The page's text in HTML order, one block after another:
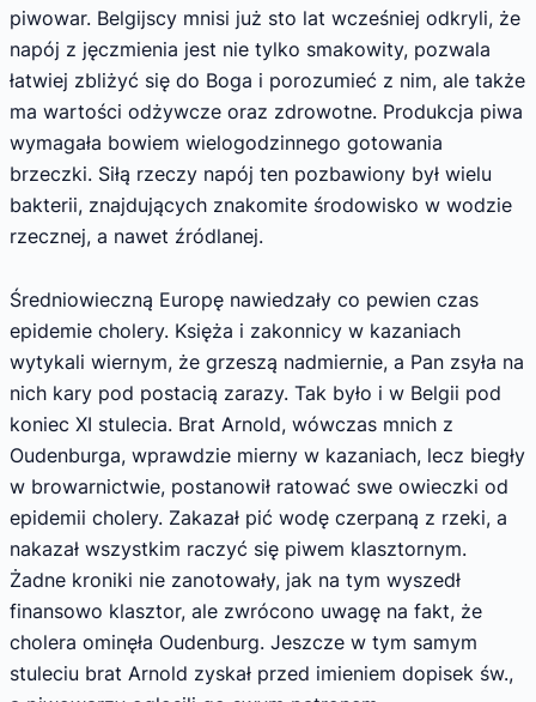
piwowar. Belgijscy mnisi już sto lat wcześniej odkryli, że
napój z jęczmienia jest nie tylko smakowity, pozwala
łatwiej zbliżyć się do Boga i porozumieć z nim, ale także
ma wartości odżywcze oraz zdrowotne. Produkcja piwa
wymagała bowiem wielogodzinnego gotowania
brzeczki. Siłą rzeczy napój ten pozbawiony był wielu
bakterii, znajdujących znakomite środowisko w wodzie
rzecznej, a nawet źródlanej.
Średniowieczną Europę nawiedzały co pewien czas
epidemie cholery. Księża i zakonnicy w kazaniach
wytykali wiernym, że grzeszą nadmiernie, a Pan zsyła na
nich kary pod postacią zarazy. Tak było i w Belgii pod
koniec XI stulecia. Brat Arnold, wówczas mnich z
Oudenburga, wprawdzie mierny w kazaniach, lecz biegły
w browarnictwie, postanowił ratować swe owieczki od
epidemii cholery. Zakazał pić wodę czerpaną z rzeki, a
nakazał wszystkim raczyć się piwem klasztornym.
Żadne kroniki nie zanotowały, jak na tym wyszedł
finansowo klasztor, ale zwrócono uwagę na fakt, że
cholera ominęła Oudenburg. Jeszcze w tym samym
stuleciu brat Arnold zyskał przed imieniem dopisek św.,